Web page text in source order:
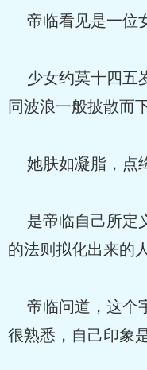
帝临看见是一位
少女约莫十四五
同波浪一般披散而
她肤如凝脂，点
是帝临自己所定
的法则拟化出来的
帝临问道，这个
很熟悉，自己印象